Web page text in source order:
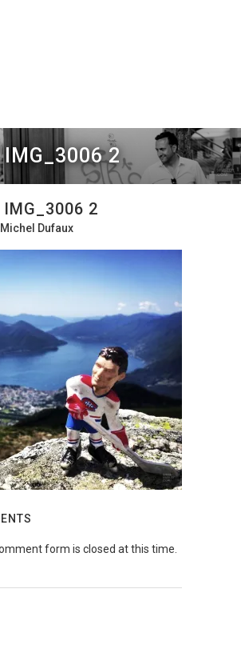
IMG_3006 2
IMG_3006 2
Dufaux
form is closed at this time.